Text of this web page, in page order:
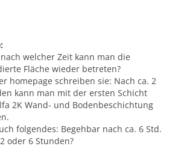
welcher Zeit kann man die
Fläche wieder betreten?
homepage schreiben sie: Nach ca. 2
kann man mit der ersten Schicht
2K Wand- und Bodenbeschichtung
folgendes: Begehbar nach ca. 6 Std.
oder 6 Stunden?